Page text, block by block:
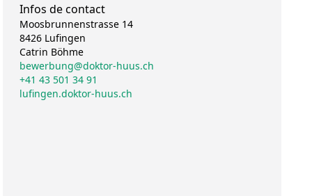
Infos de contact
Moosbrunnenstrasse 14
8426 Lufingen
Catrin Böhme
bewerbung@doktor-huus.ch
+41 43 501 34 91
lufingen.doktor-huus.ch